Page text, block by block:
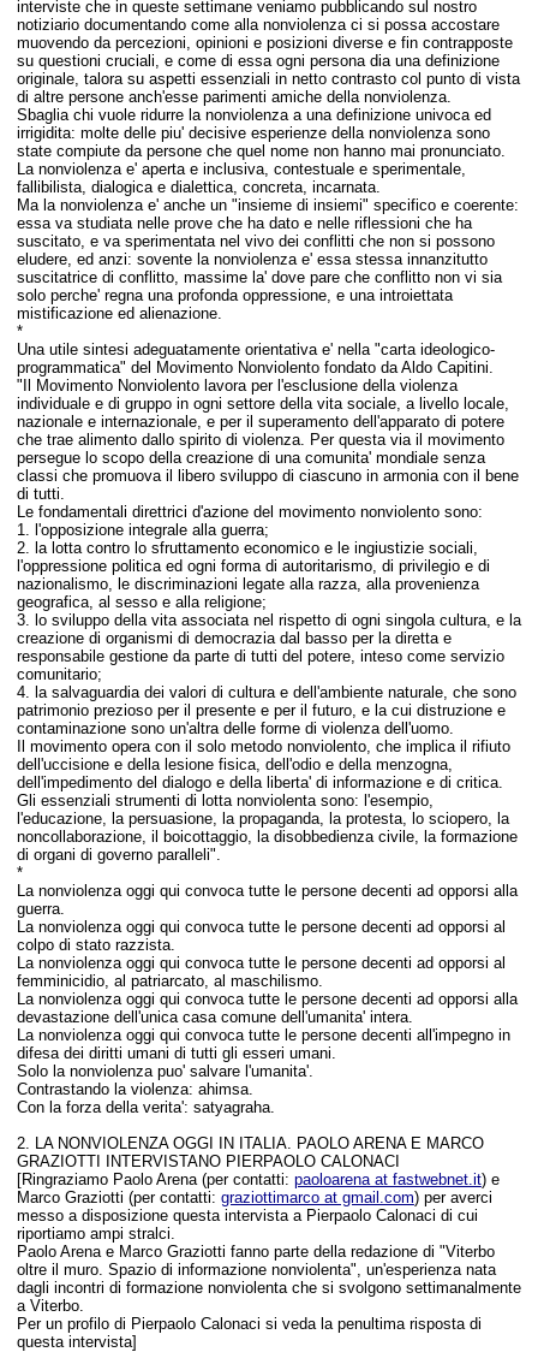
interviste che in queste settimane veniamo pubblicando sul nostro
notiziario documentando come alla nonviolenza ci si possa accostare
muovendo da percezioni, opinioni e posizioni diverse e fin contrapposte
su questioni cruciali, e come di essa ogni persona dia una definizione
originale, talora su aspetti essenziali in netto contrasto col punto di vista
di altre persone anch'esse parimenti amiche della nonviolenza.
Sbaglia chi vuole ridurre la nonviolenza a una definizione univoca ed
irrigidita: molte delle piu' decisive esperienze della nonviolenza sono
state compiute da persone che quel nome non hanno mai pronunciato.
La nonviolenza e' aperta e inclusiva, contestuale e sperimentale,
fallibilista, dialogica e dialettica, concreta, incarnata.
Ma la nonviolenza e' anche un "insieme di insiemi" specifico e coerente:
essa va studiata nelle prove che ha dato e nelle riflessioni che ha
suscitato, e va sperimentata nel vivo dei conflitti che non si possono
eludere, ed anzi: sovente la nonviolenza e' essa stessa innanzitutto
suscitatrice di conflitto, massime la' dove pare che conflitto non vi sia
solo perche' regna una profonda oppressione, e una introiettata
mistificazione ed alienazione.
*
Una utile sintesi adeguatamente orientativa e' nella "carta ideologico-
programmatica" del Movimento Nonviolento fondato da Aldo Capitini.
"Il Movimento Nonviolento lavora per l'esclusione della violenza
individuale e di gruppo in ogni settore della vita sociale, a livello locale,
nazionale e internazionale, e per il superamento dell'apparato di potere
che trae alimento dallo spirito di violenza. Per questa via il movimento
persegue lo scopo della creazione di una comunita' mondiale senza
classi che promuova il libero sviluppo di ciascuno in armonia con il bene
di tutti.
Le fondamentali direttrici d'azione del movimento nonviolento sono:
1. l'opposizione integrale alla guerra;
2. la lotta contro lo sfruttamento economico e le ingiustizie sociali,
l'oppressione politica ed ogni forma di autoritarismo, di privilegio e di
nazionalismo, le discriminazioni legate alla razza, alla provenienza
geografica, al sesso e alla religione;
3. lo sviluppo della vita associata nel rispetto di ogni singola cultura, e la
creazione di organismi di democrazia dal basso per la diretta e
responsabile gestione da parte di tutti del potere, inteso come servizio
comunitario;
4. la salvaguardia dei valori di cultura e dell'ambiente naturale, che sono
patrimonio prezioso per il presente e per il futuro, e la cui distruzione e
contaminazione sono un'altra delle forme di violenza dell'uomo.
Il movimento opera con il solo metodo nonviolento, che implica il rifiuto
dell'uccisione e della lesione fisica, dell'odio e della menzogna,
dell'impedimento del dialogo e della liberta' di informazione e di critica.
Gli essenziali strumenti di lotta nonviolenta sono: l'esempio,
l'educazione, la persuasione, la propaganda, la protesta, lo sciopero, la
noncollaborazione, il boicottaggio, la disobbedienza civile, la formazione
di organi di governo paralleli".
*
La nonviolenza oggi qui convoca tutte le persone decenti ad opporsi alla
guerra.
La nonviolenza oggi qui convoca tutte le persone decenti ad opporsi al
colpo di stato razzista.
La nonviolenza oggi qui convoca tutte le persone decenti ad opporsi al
femminicidio, al patriarcato, al maschilismo.
La nonviolenza oggi qui convoca tutte le persone decenti ad opporsi alla
devastazione dell'unica casa comune dell'umanita' intera.
La nonviolenza oggi qui convoca tutte le persone decenti all'impegno in
difesa dei diritti umani di tutti gli esseri umani.
Solo la nonviolenza puo' salvare l'umanita'.
Contrastando la violenza: ahimsa.
Con la forza della verita': satyagraha.
2. LA NONVIOLENZA OGGI IN ITALIA. PAOLO ARENA E MARCO
GRAZIOTTI INTERVISTANO PIERPAOLO CALONACI
[Ringraziamo Paolo Arena (per contatti: paoloarena at fastwebnet.it) e
Marco Graziotti (per contatti: graziottimarco at gmail.com) per averci
messo a disposizione questa intervista a Pierpaolo Calonaci di cui
riportiamo ampi stralci.
Paolo Arena e Marco Graziotti fanno parte della redazione di "Viterbo
oltre il muro. Spazio di informazione nonviolenta", un'esperienza nata
dagli incontri di formazione nonviolenta che si svolgono settimanalmente
a Viterbo.
Per un profilo di Pierpaolo Calonaci si veda la penultima risposta di
questa intervista]